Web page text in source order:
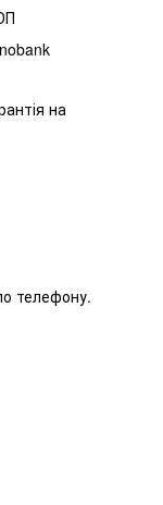
на
телефону.